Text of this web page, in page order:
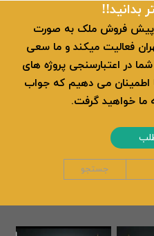
بدانید!!
دیار 22 در زمینه پیش فروش ملک به صورت
و متمرکز در منطقه 22 تهران فعالیت میکند و ما سعی
در اعتبارسنجی پروژه های
می دهیم که جواب
ما خواهید گرفت.
جستجو